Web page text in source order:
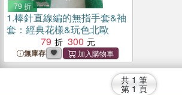
79 折
1.棒針直線編的無指手套&袖
套：經典花樣&玩色北歐
79
300
無庫存
共 1 筆
第 1 頁